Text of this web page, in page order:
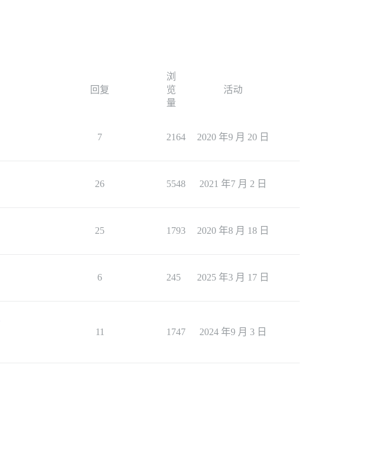
回复
浏
览
量
活动
7 2164 2020 年9 月 20 日
26 5548 2021 年7 月 2 日
25 1793 2020 年8 月 18 日
6 245 2025 年3 月 17 日
11 1747 2024 年9 月 3 日